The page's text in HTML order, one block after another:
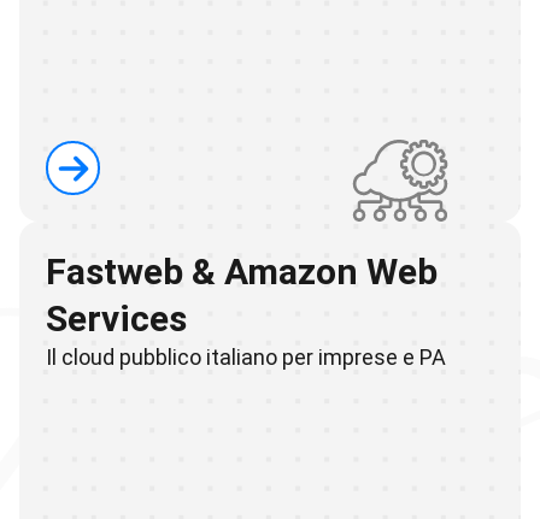
Fastweb & Amazon Web
Services
Il cloud pubblico italiano per imprese e PA